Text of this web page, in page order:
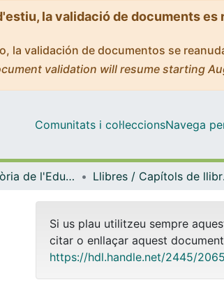
la validació de documents
la validación de documentos se
validation will resume starting
Comunitats i col·leccionsNavega
Teoria i Història de l'Educació
Si us plau utilitzeu sempre
citar o enllaçar aquest
https://hdl.handle.net/2445/